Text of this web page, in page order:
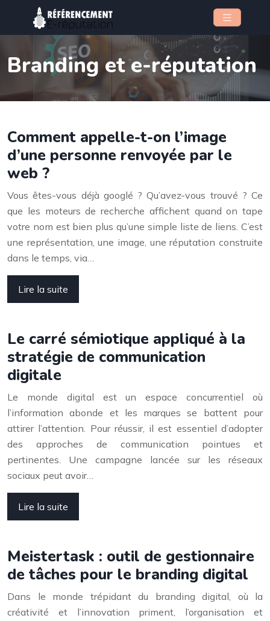
Branding et e-réputation
Comment appelle-t-on l’image
d’une personne renvoyée par le
web ?
Vous êtes-vous déjà googlé ? Qu’avez-vous trouvé ? Ce
que les moteurs de recherche affichent quand on tape
votre nom est bien plus qu’une simple liste de liens. C’est
une représentation, une image, une réputation construite
dans le temps, via…
Lire la suite
Le carré sémiotique appliqué à la
stratégie de communication
digitale
Le monde digital est un espace concurrentiel où
l’information abonde et les marques se battent pour
attirer l’attention. Pour réussir, il est essentiel d’adopter
des approches de communication pointues et
pertinentes. Une campagne lancée sur les réseaux
sociaux peut avoir…
Lire la suite
Meistertask : outil de gestionnaire
de tâches pour le branding digital
Dans le monde trépidant du branding digital, où la
créativité et l’innovation priment, l’organisation et